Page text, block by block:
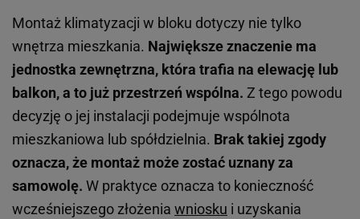
Montaż klimatyzacji w bloku dotyczy nie tylko
wnętrza mieszkania. Największe znaczenie ma
jednostka zewnętrzna, która trafia na elewację lub
balkon, a to już przestrzeń wspólna. Z tego powodu
decyzję o jej instalacji podejmuje wspólnota
mieszkaniowa lub spółdzielnia. Brak takiej zgody
oznacza, że montaż może zostać uznany za
samowolę. W praktyce oznacza to konieczność
wcześniejszego złożenia wniosku i uzyskania